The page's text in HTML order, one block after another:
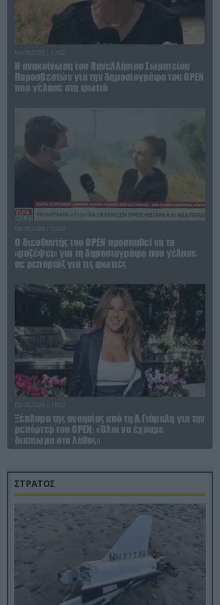
04.08.2026 | 13:02
Η ανακοίνωση του Πανελλήνιου Σωματείου
Πυροσβεστών για την δημοσιογράφο του OPEN
που γέλασε στη φωτιά
04.08.2026 | 12:02
O διευθυντής του OPEN προσπαθεί να τα
«μαζέψει» για τη δημοσιογράφο που γέλασε
σε ρεπορτάζ για τις φωτιές
03.08.2026 | 19:02
Ξέπλυμα της ανοησίας από τη Α.Γιάμαλη για την
ρεπόρτερ του ΟΡΕΝ: «Όλοι να έχουμε
δικαίωμα στο λάθος»
ΣΤΡΑΤΟΣ